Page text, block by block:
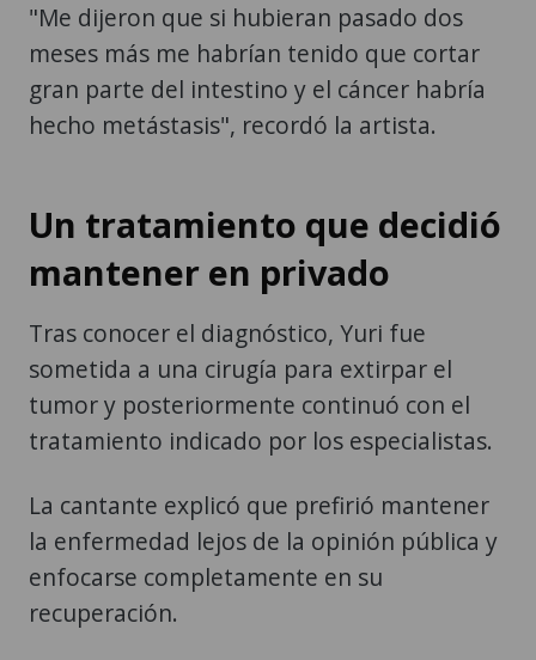
"Me dijeron que si hubieran pasado dos
meses más me habrían tenido que cortar
gran parte del intestino y el cáncer habría
hecho metástasis", recordó la artista.
Un tratamiento que decidió
mantener en privado
Tras conocer el diagnóstico, Yuri fue
sometida a una cirugía para extirpar el
tumor y posteriormente continuó con el
tratamiento indicado por los especialistas.
La cantante explicó que prefirió mantener
la enfermedad lejos de la opinión pública y
enfocarse completamente en su
recuperación.